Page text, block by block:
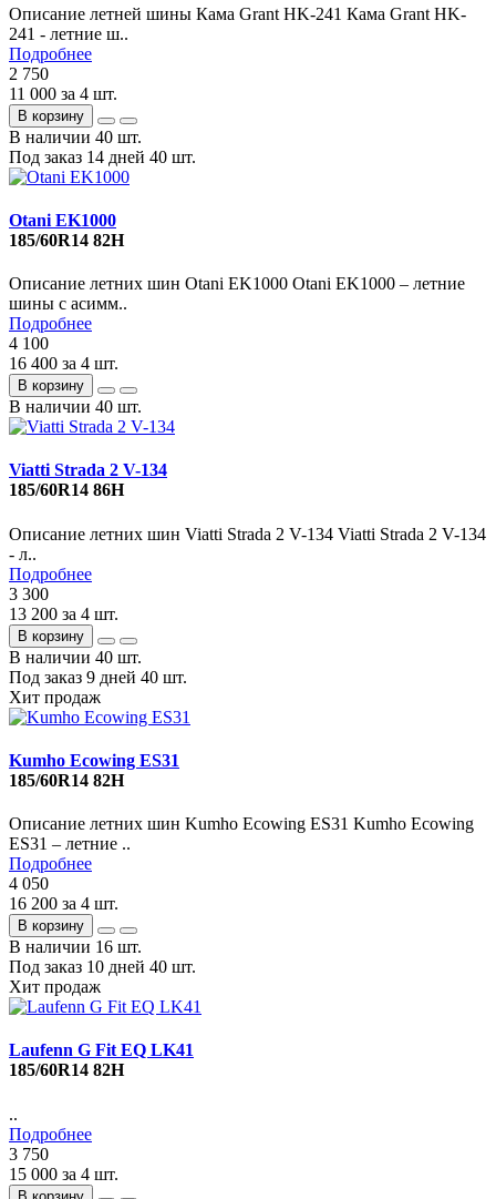
Описание летней шины Кама Grant HK-241 Кама Grant HK-
241 - летние ш..
Подробнее
2 750
11 000 за 4 шт.
В корзину
В наличии 40 шт.
Под заказ 14 дней 40 шт.
Otani EK1000
185/60R14 82H
Описание летних шин Otani EK1000 Otani EK1000 – летние
шины с асимм..
Подробнее
4 100
16 400 за 4 шт.
В корзину
В наличии 40 шт.
Viatti Strada 2 V-134
185/60R14 86H
Описание летних шин Viatti Strada 2 V-134 Viatti Strada 2 V-134
- л..
Подробнее
3 300
13 200 за 4 шт.
В корзину
В наличии 40 шт.
Под заказ 9 дней 40 шт.
Хит продаж
Kumho Ecowing ES31
185/60R14 82H
Описание летних шин Kumho Ecowing ES31 Kumho Ecowing
ES31 – летние ..
Подробнее
4 050
16 200 за 4 шт.
В корзину
В наличии 16 шт.
Под заказ 10 дней 40 шт.
Хит продаж
Laufenn G Fit EQ LK41
185/60R14 82H
..
Подробнее
3 750
15 000 за 4 шт.